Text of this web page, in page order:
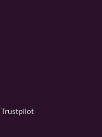
Trustpilot